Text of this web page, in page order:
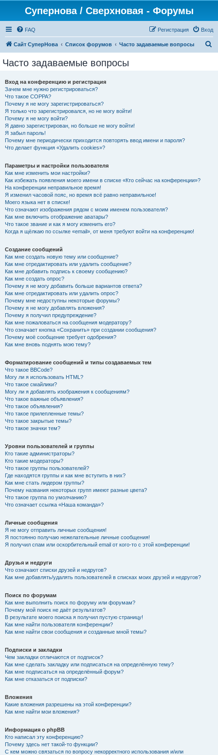
Супернова / Сверхновая - Форумы
FAQ Вход
Регистрация
Сайт СуперНова Список форумов Часто задаваемые вопросы
Часто задаваемые вопросы
Вход на конференцию и регистрация
Зачем мне нужно регистрироваться?
Что такое COPPA?
Почему я не могу зарегистрироваться?
Я только что зарегистрировался, но не могу войти!
Почему я не могу войти?
Я давно зарегистрирован, но больше не могу войти!
Я забыл пароль!
Почему мне периодически приходится повторять ввод имени и пароля?
Что делает функция «Удалить cookies»?
Параметры и настройки пользователя
Как мне изменить мои настройки?
Как избежать появления моего имени в списке «Кто сейчас на конференции»?
На конференции неправильное время!
Я изменил часовой пояс, но время всё равно неправильное!
Моего языка нет в списке!
Что означают изображения рядом с моим именем пользователя?
Как мне включить отображение аватары?
Что такое звание и как я могу изменить его?
Когда я щёлкаю по ссылке «email», от меня требуют войти на конференцию!
Создание сообщений
Как мне создать новую тему или сообщение?
Как мне отредактировать или удалить сообщение?
Как мне добавить подпись к своему сообщению?
Как мне создать опрос?
Почему я не могу добавить больше вариантов ответа?
Как мне отредактировать или удалить опрос?
Почему мне недоступны некоторые форумы?
Почему я не могу добавлять вложения?
Почему я получил предупреждение?
Как мне пожаловаться на сообщения модератору?
Что означает кнопка «Сохранить» при создании сообщения?
Почему моё сообщение требует одобрения?
Как мне вновь поднять мою тему?
Форматирование сообщений и типы создаваемых тем
Что такое BBCode?
Могу ли я использовать HTML?
Что такое смайлики?
Могу ли я добавлять изображения к сообщениям?
Что такое важные объявления?
Что такое объявления?
Что такое прилепленные темы?
Что такое закрытые темы?
Что такое значки тем?
Уровни пользователей и группы
Кто такие администраторы?
Кто такие модераторы?
Что такое группы пользователей?
Где находятся группы и как мне вступить в них?
Как мне стать лидером группы?
Почему названия некоторых групп имеют разные цвета?
Что такое группа по умолчанию?
Что означает ссылка «Наша команда»?
Личные сообщения
Я не могу отправить личные сообщения!
Я постоянно получаю нежелательные личные сообщения!
Я получил спам или оскорбительный email от кого-то с этой конференции!
Друзья и недруги
Что означают списки друзей и недругов?
Как мне добавлять/удалять пользователей в списках моих друзей и недругов?
Поиск по форумам
Как мне выполнить поиск по форуму или форумам?
Почему мой поиск не даёт результатов?
В результате моего поиска я получил пустую страницу!
Как мне найти пользователя конференции?
Как мне найти свои сообщения и созданные мной темы?
Подписки и закладки
Чем закладки отличаются от подписок?
Как мне сделать закладку или подписаться на определённую тему?
Как мне подписаться на определённый форум?
Как мне отказаться от подписки?
Вложения
Какие вложения разрешены на этой конференции?
Как мне найти мои вложения?
Информация о phpBB
Кто написал эту конференцию?
Почему здесь нет такой-то функции?
С кем можно связаться по вопросу некорректного использования и/или